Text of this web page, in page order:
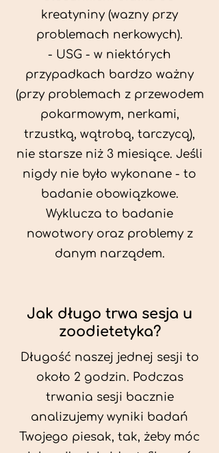
kreatyniny (wazny przy
problemach nerkowych).
- USG - w niektórych
przypadkach bardzo ważny
(przy problemach z przewodem
pokarmowym, nerkami,
trzustką, wątrobą, tarczycą),
nie starsze niż 3 miesiące. Jeśli
nigdy nie było wykonane - to
badanie obowiązkowe.
Wyklucza to badanie
nowotwory oraz problemy z
danym narządem.
Jak długo trwa sesja u
zoodietetyka?
Długość naszej jednej sesji to
około 2 godzin. Podczas
trwania sesji bacznie
analizujemy wyniki badań
Twojego piesak, tak, żeby móc